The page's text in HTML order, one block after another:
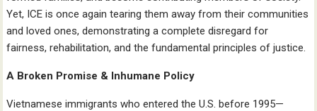
Yet, ICE is once again tearing them away from their communities
and loved ones, demonstrating a complete disregard for
fairness, rehabilitation, and the fundamental principles of justice.
A Broken Promise & Inhumane Policy
Vietnamese immigrants who entered the U.S. before 1995—